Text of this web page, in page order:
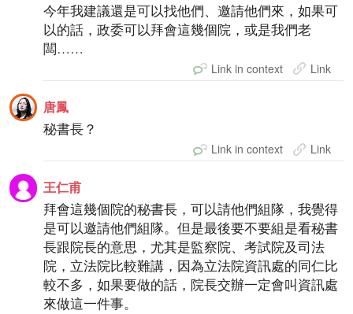
今年我建議還是可以找他們、邀請他們來，如果可
以的話，政委可以拜會這幾個院，或是我們老
闆……
Link in context Link
唐鳳
秘書長？
Link in context Link
王仁甫
拜會這幾個院的秘書長，可以請他們組隊，我覺得
是可以邀請他們組隊。但是最後要不要組是看秘書
長跟院長的意思，尤其是監察院、考試院及司法
院，立法院比較難講，因為立法院資訊處的同仁比
較不多，如果要做的話，院長交辦一定會叫資訊處
來做這一件事。